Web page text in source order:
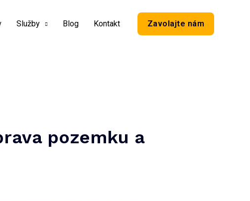
Služby Blog Kontakt Zavolajte nám
pozemku a